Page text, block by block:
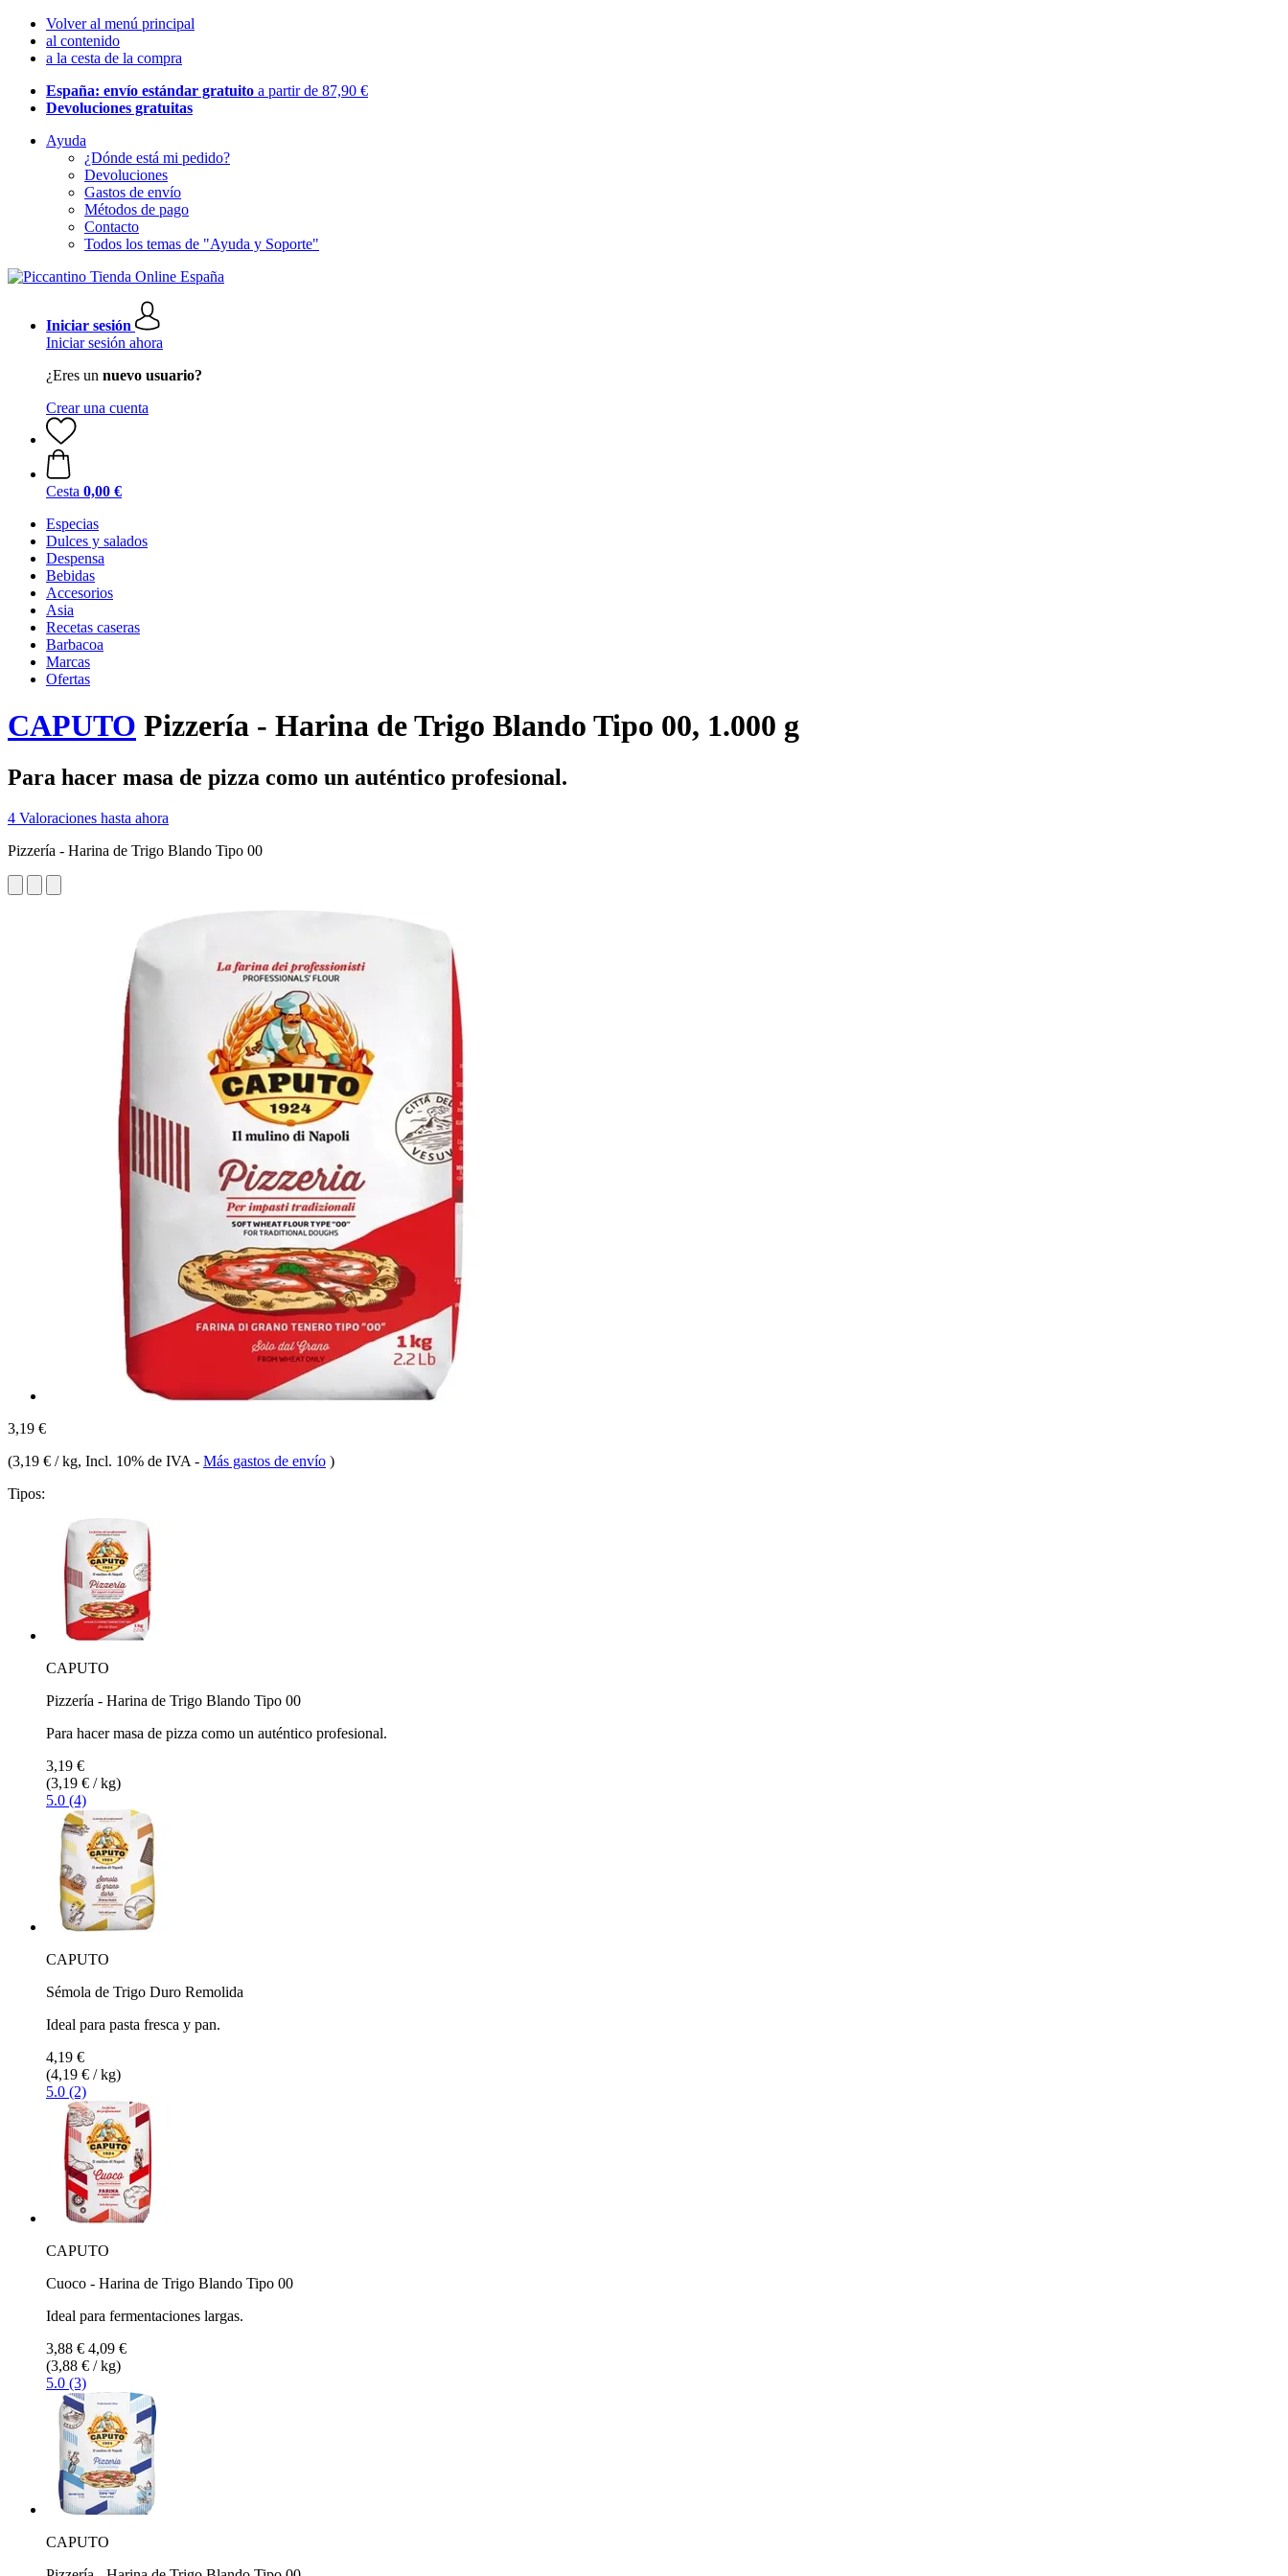
Volver al menú principal
al contenido
a la cesta de la compra
España: envío estándar gratuito a partir de 87,90 €
Devoluciones gratuitas
Ayuda
¿Dónde está mi pedido?
Devoluciones
Gastos de envío
Métodos de pago
Contacto
Todos los temas de "Ayuda y Soporte"
Iniciar sesión
Iniciar sesión ahora
¿Eres un nuevo usuario?
Crear una cuenta
Cesta 0,00 €
Especias
Dulces y salados
Despensa
Bebidas
Accesorios
Asia
Recetas caseras
Barbacoa
Marcas
Ofertas
CAPUTO Pizzería - Harina de Trigo Blando Tipo 00, 1.000 g
Para hacer masa de pizza como un auténtico profesional.
4 Valoraciones hasta ahora
Pizzería - Harina de Trigo Blando Tipo 00
3,19 €
(3,19 € / kg, Incl. 10% de IVA - Más gastos de envío )
Tipos:
CAPUTO
Pizzería - Harina de Trigo Blando Tipo 00
Para hacer masa de pizza como un auténtico profesional.
3,19 €
(3,19 € / kg)
5.0 (4)
CAPUTO
Sémola de Trigo Duro Remolida
Ideal para pasta fresca y pan.
4,19 €
(4,19 € / kg)
5.0 (2)
CAPUTO
Cuoco - Harina de Trigo Blando Tipo 00
Ideal para fermentaciones largas.
3,88 € 4,09 €
(3,88 € / kg)
5.0 (3)
CAPUTO